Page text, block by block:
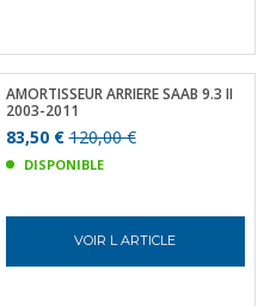
AMORTISSEUR ARRIERE SAAB 9.3 II
2003-2011
83,50 €120,00 €
DISPONIBLE
VOIR L ARTICLE